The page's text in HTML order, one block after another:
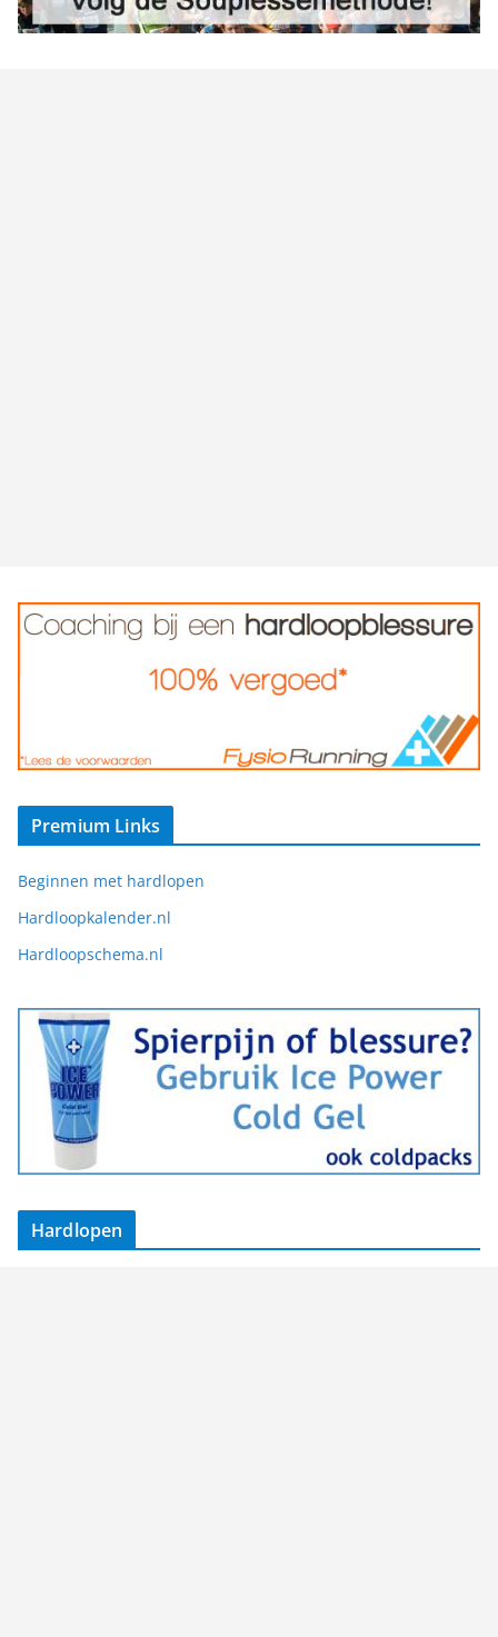
Premium Links
Beginnen met hardlopen
Hardloopkalender.nl
Hardloopschema.nl
Hardlopen